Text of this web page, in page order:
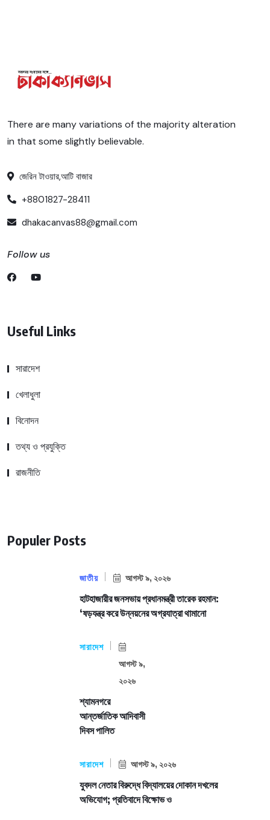
There are many variations of the majority alteration
in that some slightly believable.
জেরিন টাওয়ার,আটি বাজার
+8801827-28411
dhakacanvas88@gmail.com
Follow us
Useful Links
সারাদেশ
খেলাধুলা
বিনোদন
তথ্য ও প্রযুক্তি
রাজনীতি
Populer Posts
জাতীয় আগস্ট ৯, ২০২৬
হাটহাজারীর জনসভায় প্রধানমন্ত্রী তারেক রহমান:
‘ষড়যন্ত্র করে উন্নয়নের অগ্রযাত্রা থামানো
সারাদেশ
আগস্ট ৯,
২০২৬
শ্যামনগরে
আন্তর্জাতিক আদিবাসী
দিবস পালিত
সারাদেশ আগস্ট ৯, ২০২৬
যুবদল নেতার বিরুদ্ধে বিদ্যালয়ের দোকান দখলের
অভিযোগ; প্রতিবাদে বিক্ষোভ ও